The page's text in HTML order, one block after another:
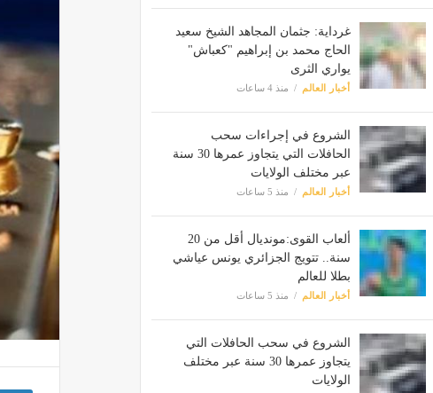
غرداية: جثمان المجاهد الشيخ سعيد
الحاج محمد بن إبراهيم "كعباش"
يواري الثرى
أخبار العالم منذ 4 ساعات
الشروع في إجراءات سحب
الحافلات التي يتجاوز عمرها 30 سنة
عبر مختلف الولايات
أخبار العالم منذ 5 ساعات
ألعاب القوى:مونديال أقل من 20
سنة.. تتويج الجزائري يونس عياشي
بطلا للعالم
أخبار العالم منذ 5 ساعات
الشروع في سحب الحافلات التي
يتجاوز عمرها 30 سنة عبر مختلف
الولايات